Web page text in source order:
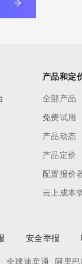
for accessing the
the primary
to abide by this
产品和定
全部产品
免费试用
产品动态
产品定价
配置报价
云上成本
安全举报
全球速卖通 阿里